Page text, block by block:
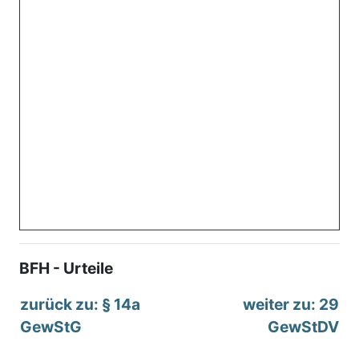
BFH - Urteile
zurück zu: § 14a
GewStG
weiter zu: 29
GewStDV